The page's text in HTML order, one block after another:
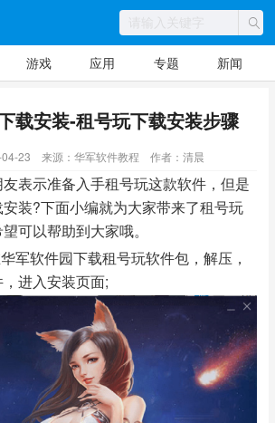
游戏 应用 专题 新闻
载安装-租号玩下载安装步骤
23 来源：华军软件教程 作者：清晨
示准备入手租号玩这款软件，但是
装?下面小编就为大家带来了租号玩
可以帮助到大家哦。
软件园下载租号玩软件包，解压，
进入安装页面;